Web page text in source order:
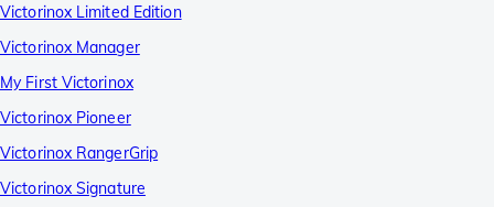
Victorinox Limited Edition
Victorinox Manager
My First Victorinox
Victorinox Pioneer
Victorinox RangerGrip
Victorinox Signature